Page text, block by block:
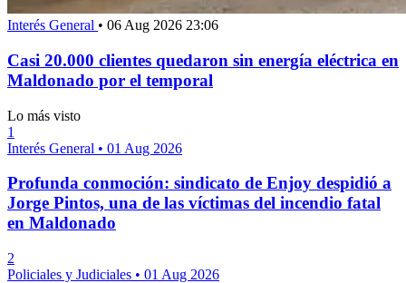
Interés General • 06 Aug 2026 23:06
Casi 20.000 clientes quedaron sin energía eléctrica en
Maldonado por el temporal
Lo más visto
1
Interés General • 01 Aug 2026
Profunda conmoción: sindicato de Enjoy despidió a
Jorge Pintos, una de las víctimas del incendio fatal
en Maldonado
2
Policiales y Judiciales • 01 Aug 2026